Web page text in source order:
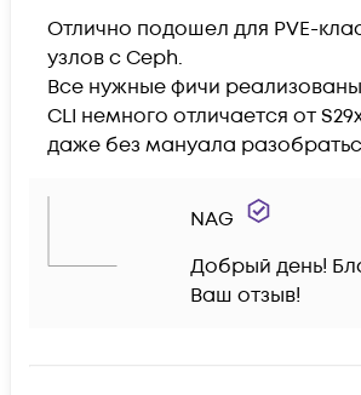
Отлично подошел для PVE-
узлов с Ceph.
Все нужные фичи
CLI немного отличается от
даже без мануала
NAG
Добрый день!
Ваш отзыв!